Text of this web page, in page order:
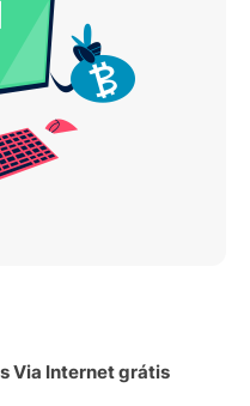
Via Internet grátis